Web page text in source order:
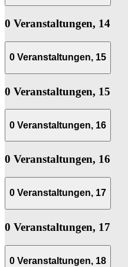
0 Veranstaltungen, 14
0 Veranstaltungen, 15
0 Veranstaltungen, 15
0 Veranstaltungen, 16
0 Veranstaltungen, 16
0 Veranstaltungen, 17
0 Veranstaltungen, 17
0 Veranstaltungen, 18